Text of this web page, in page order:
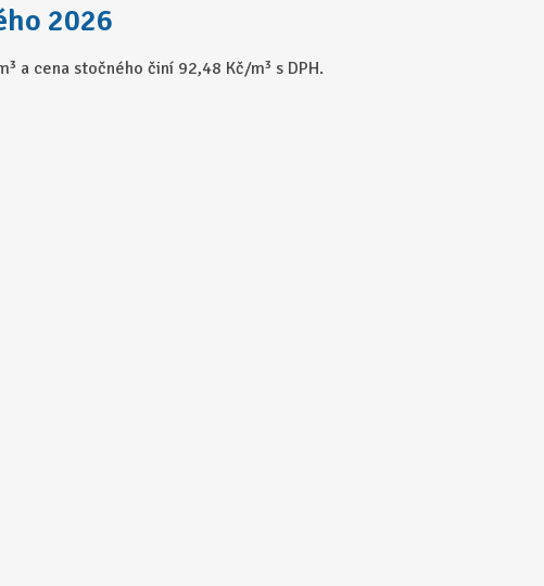
2026
a cena stočného činí 92,48 Kč/m³ s DPH.